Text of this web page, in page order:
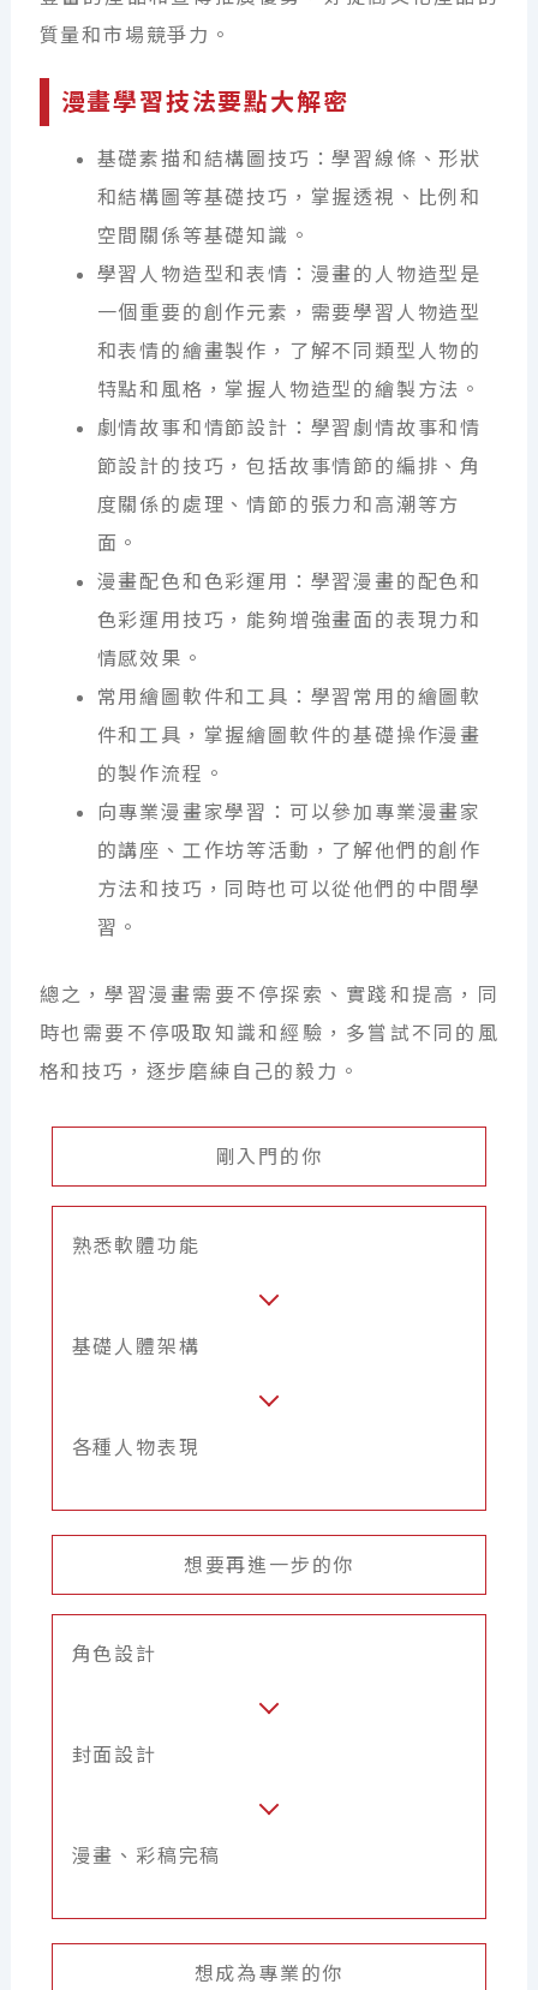
質量和市場競爭力。
漫畫學習技法要點大解密
基礎素描和結構圖技巧：學習線條、形狀
和結構圖等基礎技巧，掌握透視、比例和
空間關係等基礎知識。
學習人物造型和表情：漫畫的人物造型是
一個重要的創作元素，需要學習人物造型
和表情的繪畫製作，了解不同類型人物的
特點和風格，掌握人物造型的繪製方法。
劇情故事和情節設計：學習劇情故事和情
節設計的技巧，包括故事情節的編排、角
度關係的處理、情節的張力和高潮等方
面。
漫畫配色和色彩運用：學習漫畫的配色和
色彩運用技巧，能夠增強畫面的表現力和
情感效果。
常用繪圖軟件和工具：學習常用的繪圖軟
件和工具，掌握繪圖軟件的基礎操作漫畫
的製作流程。
向專業漫畫家學習：可以參加專業漫畫家
的講座、工作坊等活動，了解他們的創作
方法和技巧，同時也可以從他們的中間學
習。
總之，學習漫畫需要不停探索、實踐和提高，同
時也需要不停吸取知識和經驗，多嘗試不同的風
格和技巧，逐步磨練自己的毅力。
剛入門的你
熟悉軟體功能
基礎人體架構
各種人物表現
想要再進一步的你
角色設計
封面設計
漫畫、彩稿完稿
想成為專業的你